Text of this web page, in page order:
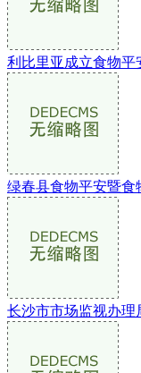
利比里亚成立食物平
绿春县食物平安暨食
长沙市市场监视办理